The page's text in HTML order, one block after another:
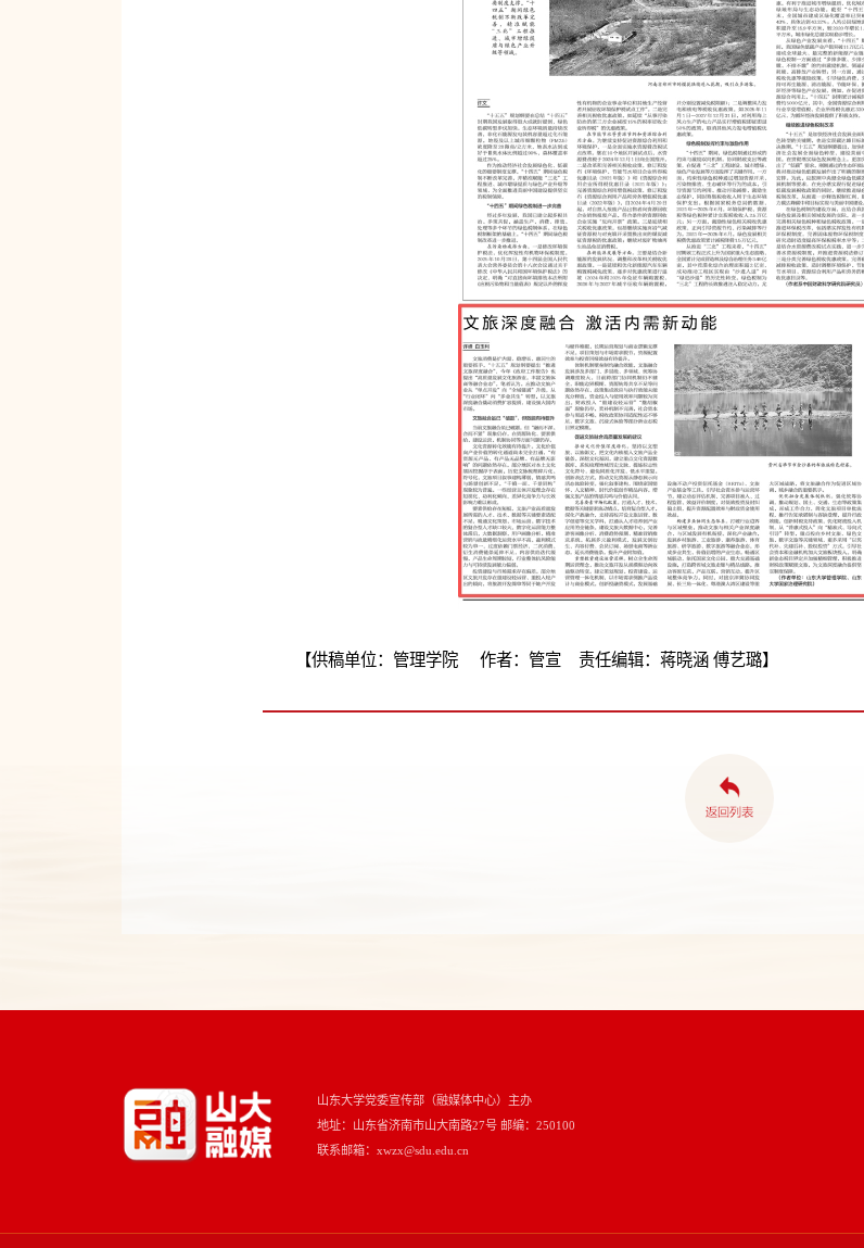
【供稿单位：管理学院 作者：管宣 责任编辑：蒋晓涵 傅艺璐】
山东大学党委宣传部（融媒体中心）主办
地址：山东省济南市山大南路27号 邮编：250100
联系邮箱：xwzx@sdu.edu.cn